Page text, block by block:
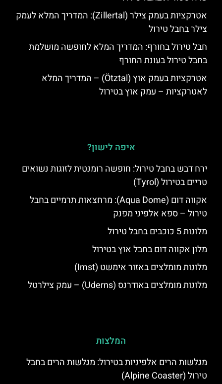
אטרקציות בעמק צילר (Zillertal): המדריך המלא לעמק
צילר בחבל טירול
חבל טירול בחורף: המדריך המלא לחופשה מושלמת
בחבל טירול בעונת החורף
אטרקציות בעמק אוץ (Ötztal) – המדריך המלא
לאטרקציות – עמק אוץ בטירול
איפה לישון?
ירח דבש בחבל טירול: חופשה רומנטית לזוגות נשואים
טריים בטירול (Tyrol)
אקווה דום (Aqua Dome): מרחצאות תרמיים בחבל
טירול – ספא אלפיני מפנק
מלונות 5 כוכבים בחבל טירול
מלון אקווה דום בחבל אוץ בטירול
מלונות מומלצים באזור אימשט (Imst)
מלונות מומלצים באודרנס (Uderns) – עמק צילרטל
המלצות
מגלשות הרים אלפיניות בטירול: מגלשות הרים בחבל
טירול (Alpine Coaster)